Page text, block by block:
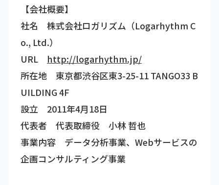
【会社概要】
社名 株式会社ロガリズム（Logarhythm C
o., Ltd.）
URL http://logarhythm.jp/
所在地 東京都渋谷区東3-25-11 TANGO33 B
UILDING 4F
設立 2011年4月18日
代表者 代表取締役 小林 哲也
事業内容 データ分析事業、Webサービスの
企画コンサルティング事業